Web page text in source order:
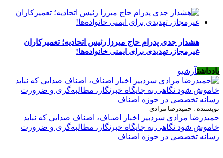
هشدار جدی پدرام حاج میرزا رئیس اتحادیه؛ تعمیرکاران
غیرمجاز، تهدیدی برای ایمنی خانواده‌ها!
یادداشتآرشیو
نویسنده : حمیدرضا مرادی
حمیدرضا مرادی سردبیر اخبار اصناف، اصناف صدایی که نباید
خاموش شود نگاهی به جایگاه خبرنگار، مطالبه‌گری و ضرورت
رسانه تخصصی در حوزه اصناف